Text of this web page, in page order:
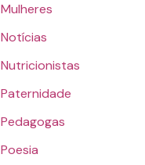
Mulheres
Notícias
Nutricionistas
Paternidade
Pedagogas
Poesia